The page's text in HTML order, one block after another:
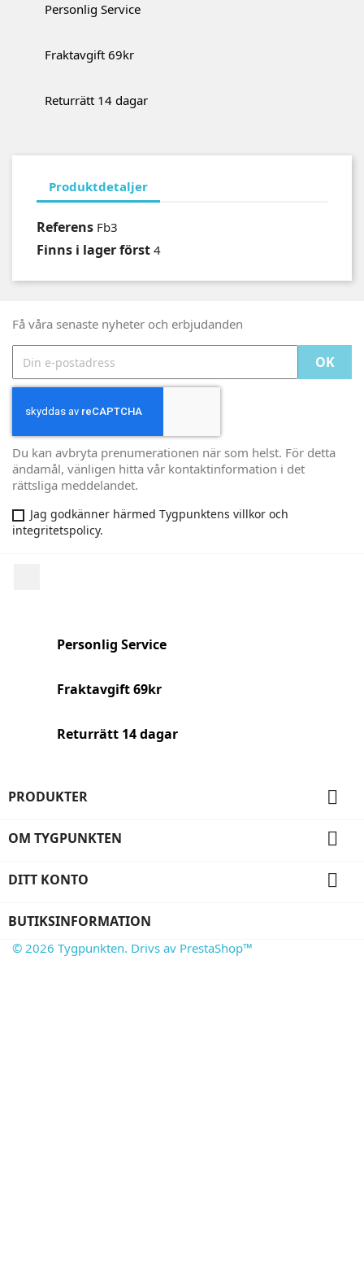
Personlig Service
Fraktavgift 69kr
Returrätt 14 dagar
Produktdetaljer
Referens Fb3
Finns i lager först 4
Få våra senaste nyheter och erbjudanden
Du kan avbryta prenumerationen när som helst. För detta
ändamål, vänligen hitta vår kontaktinformation i det
rättsliga meddelandet.
Jag godkänner härmed Tygpunktens villkor och
integritetspolicy.
Personlig Service
Fraktavgift 69kr
Returrätt 14 dagar
PRODUKTER 
OM TYGPUNKTEN 
DITT KONTO 
BUTIKSINFORMATION
© 2026 Tygpunkten. Drivs av PrestaShop™